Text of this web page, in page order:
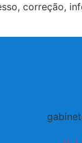
correção,